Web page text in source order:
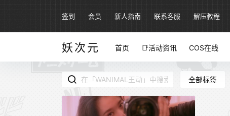
签到 会员 新人指南 联系客服 解压教程
妖次元 首页 📑活动资讯 COS在线
全部标签